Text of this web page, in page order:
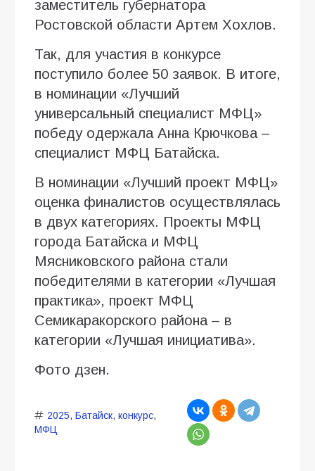
заместитель губернатора
Ростовской области Артем Хохлов.
Так, для участия в конкурсе
поступило более 50 заявок. В итоге,
в номинации «Лучший
универсальный специалист МФЦ»
победу одержала Анна Крючкова –
специалист МФЦ Батайска.
В номинации «Лучший проект МФЦ»
оценка финалистов осуществлялась
в двух категориях. Проекты МФЦ
города Батайска и МФЦ
Мясниковского района стали
победителями в категории «Лучшая
практика», проект МФЦ
Семикаракорского района – в
категории «Лучшая инициатива».
Фото дзен.
2025, Батайск, конкурс,
МФЦ